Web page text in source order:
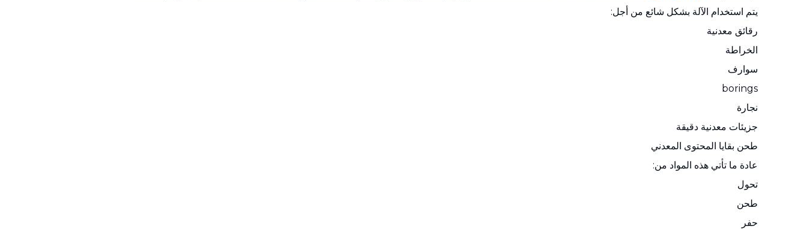
يتم استخدام الآلة بشكل شائع من أجل:
رقائق معدنية
الخراطة
سوارف
borings
نجارة
جزيئات معدنية دقيقة
طحن بقايا المحتوى المعدني
عادة ما تأتي هذه المواد من:
تحول
طحن
حفر